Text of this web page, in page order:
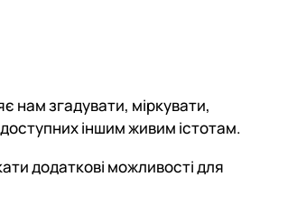
нам згадувати, міркувати,
іншим живим істотам.
додаткові можливості для